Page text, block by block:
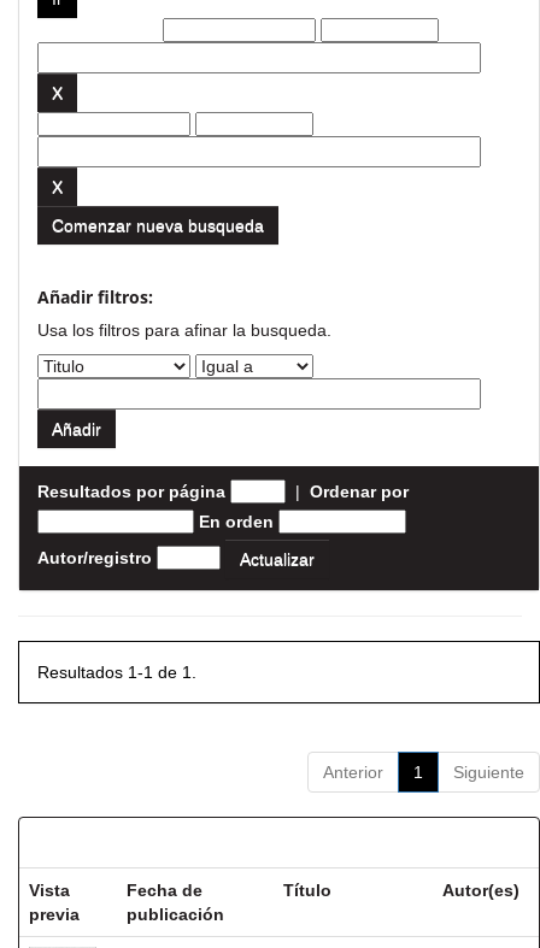
Comenzar nueva busqueda
Añadir filtros:
Usa los filtros para afinar la busqueda.
Resultados por página | Ordenar por
En orden
Autor/registro
Resultados 1-1 de 1.
Anterior 1 Siguiente
Vista
previa
Fecha de
publicación
Título Autor(es)